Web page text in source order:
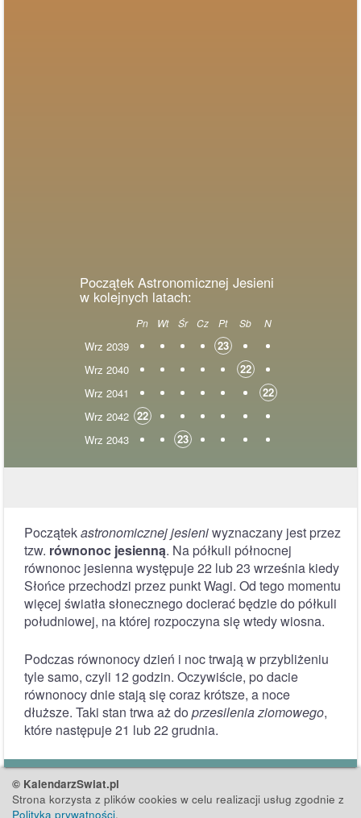
Początek Astronomicznej Jesieni
w kolejnych latach:
Pn Wt Śr Cz Pt Sb N
Wrz 2039
23
Wrz 2040
22
Wrz 2041
22
Wrz 2042 22
Wrz 2043
23
Początekastronomicznej jesieniwyznaczany jest przez
tzw. równonoc jesienną. Na półkuli północnej
równonoc jesienna występuje 22 lub 23 września kiedy
Słońce przechodzi przez punkt Wagi. Od tego momentu
więcej światła słonecznego docierać będzie do półkuli
południowej, na której rozpoczyna się wtedy wiosna.
Podczas równonocy dzień i noc trwają w przybliżeniu
tyle samo, czyli 12 godzin. Oczywiście, po dacie
równonocy dnie stają się coraz krótsze, a noce
dłuższe. Taki stan trwa aż do przesilenia ziomowego,
które następuje 21 lub 22 grudnia.
© KalendarzSwiat.pl
Strona korzysta z plików cookies w celu realizacji usług zgodnie z
Polityką prywatności.